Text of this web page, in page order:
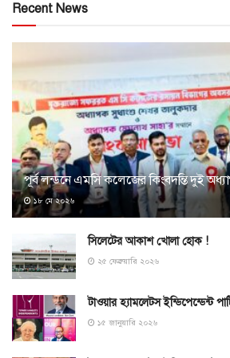
Recent News
পূর্ব লন্ডনে এমসি কলেজের কিংবদন্তি দুই
১৮ মে ২০২৬
সিলেটের আকাশ খোলা হোক !
২৫ ফেব্রুয়ারি ২০২৬
টাওয়ার হ্যামলেটস ইন্ডিপেন্ডেন্ট
১৫ জানুয়ারি ২০২৬